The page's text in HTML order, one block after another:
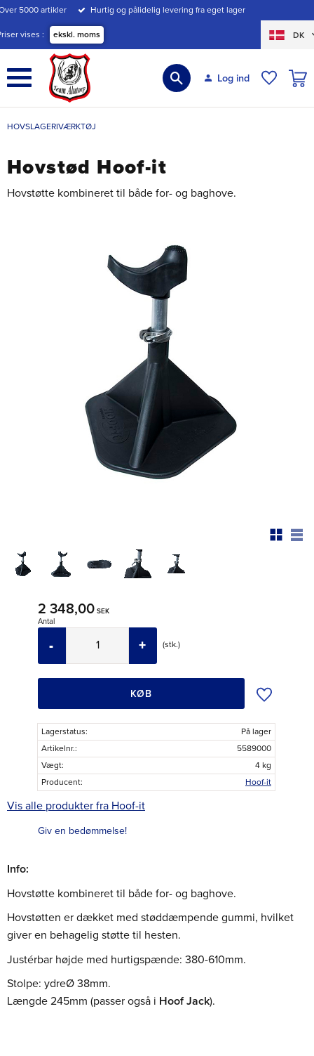
Menu
5000 artikler Hurtig og pålidelig levering fra eget lager
vises ekskl. moms DK
Log ind
HOVSLAGERIVÆRKTØJ
Hovstød Hoof-it
Hovstøtte kombineret til både for- og baghove.
2 348,00 SEK
Antal
stk.
+
-
KØB Tilføj til
Lagerstatus
På lager
Artikelnr.
5589000
Vægt
4 kg
Producent
Hoof-it
Vis alle produkter fra Hoof-it
Giv en bedømmelse!
Info:
Hovstøtte kombineret til både for- og baghove.
Hovstøtten er dækket med støddæmpende gummi, hvilket
giver en behagelig støtte til hesten.
Justérbar højde med hurtigspænde: 380-610mm.
Stolpe: ydreØ 38mm.
Længde 245mm (passer også i Hoof Jack).